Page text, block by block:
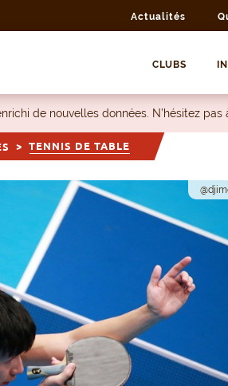
Actualités
CLUBS
de nouvelles données. N’hésitez
TENNIS DE TABLE